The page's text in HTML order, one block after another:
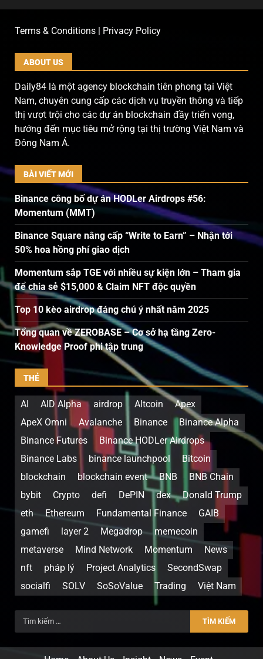
Terms & Conditions | Privacy Policy
ABOUT US
Daily84 là một agency blockchain tiên phong tại Việt
Nam, chuyên cung cấp các dịch vụ truyền thông và tiếp
thị vượt trội cho các dự án blockchain đầy triển vọng,
hướng đến mục tiêu mở rộng tại thị trường Việt Nam và
Đông Nam Á.
BÀI VIẾT MỚI
Binance công bố dự án HODLer Airdrops #56:
Momentum (MMT)
Binance Square nâng cấp “Write to Earn” – Nhận tới
50% hoa hồng phí giao dịch
Momentum sắp TGE với nhiều sự kiện lớn – Tham gia
để chia sẻ $15,000 & Claim NFT độc quyền
Top 10 kèo airdrop đáng chú ý nhất năm 2025
Tổng quan về ZEROBASE – Cơ sở hạ tầng Zero-
Knowledge Proof phi tập trung
THẺ
AI AID Alpha airdrop Altcoin
Apex
ApeX Omni
Avalanche Binance
Binance Alpha
Binance Futures
Binance HODLer Airdrops
Binance Labs
binance launchpool
Bitcoin
blockchain
blockchain event BNB
BNB Chain
bybit
Crypto defi DePIN dex
Donald Trump
eth
Ethereum Fundamental Finance
GAIB
gamefi
layer 2 Megadrop
memecoin
metaverse
Mind Network Momentum
News
nft
pháp lý Project Analytics
SecondSwap
socialfi
SOLV SoSoValue Trading Việt Nam